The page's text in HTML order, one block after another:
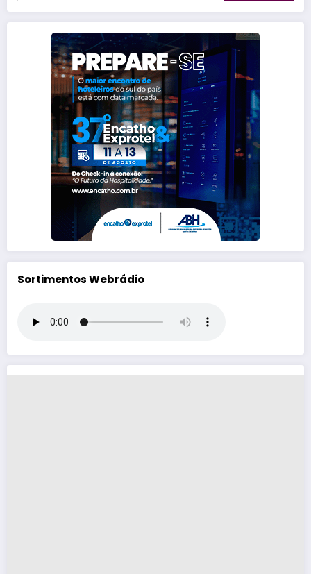
Sortimentos Webrádio